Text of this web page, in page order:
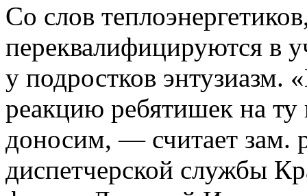
Со слов
переквалифицируются в
у подростков
реакцию ребятишек на
доносим, — считает зам.
диспетчерской службы